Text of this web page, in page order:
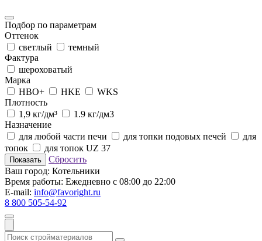
Подбор по параметрам
Оттенок
светлый
темный
Фактура
шероховатый
Марка
HBO+
HKE
WKS
Плотность
1,9 кг/дм³
1.9 кг/дм3
Назначение
для любой части печи
для топки подовых печей
для
топок
для топок UZ 37
Показать
Сбросить
Ваш город: Котельники
Время работы: Ежедневно с 08:00 до 22:00
E-mail: info@favoright.ru
8 800 505-54-92